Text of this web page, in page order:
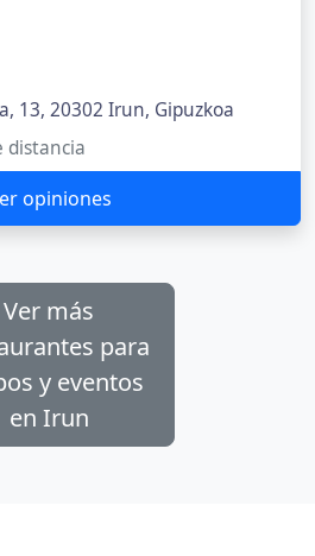
13, 20302 Irun, Gipuzkoa
distancia
opiniones
Ver más
para
y eventos
en Irun